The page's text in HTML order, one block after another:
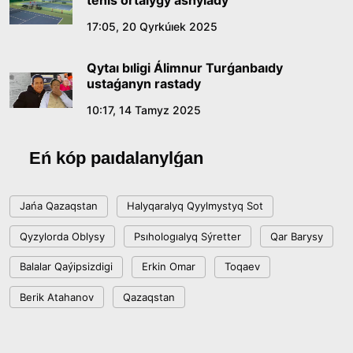
Jasandy ıntellekt: adamzattyń kómekshisi me,
18:16, 20 Shilde 2026
jetistikteri men damý baǵyty
Memleket basshysy Kóbeıtuz kóliniń jaı-kúıine
nazar aýdardy
18:22, 17 Shilde 2026
17:05, 20 Qyrkúıek 2025
Qytaı bıligi Álimnur Turǵanbaıdy
ustaǵanyn rastady
10:17, 14 Tamyz 2025
Eń kóp paıdalanylǵan
Jańa Qazaqstan Halyqaralyq Qyylmystyq Sot
Qyzylorda Oblysy Psıhologıalyq Sýretter Qar Barysy
Balalar Qaýipsizdigi Erkin Omar Toqaev
Berik Atahanov Qazaqstan